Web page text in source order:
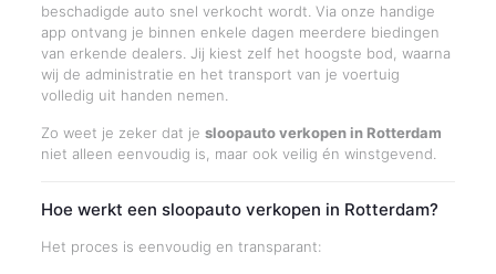
beschadigde auto snel verkocht wordt. Via onze handige
app ontvang je binnen enkele dagen meerdere biedingen
van erkende dealers. Jij kiest zelf het hoogste bod, waarna
wij de administratie en het transport van je voertuig
volledig uit handen nemen.
Zo weet je zeker dat je sloopauto verkopen in Rotterdam
niet alleen eenvoudig is, maar ook veilig én winstgevend.
Hoe werkt een sloopauto verkopen in Rotterdam?
Het proces is eenvoudig en transparant: